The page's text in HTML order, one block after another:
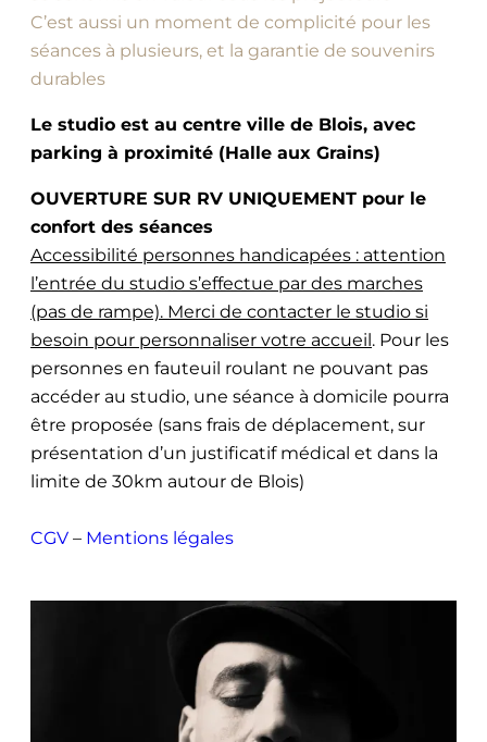
C’est aussi un moment de complicité pour les
séances à plusieurs, et la garantie de souvenirs
durables
Le studio est au centre ville de Blois, avec
parking à proximité (Halle aux Grains)
OUVERTURE SUR RV UNIQUEMENT pour le
confort des séances
Accessibilité personnes handicapées : attention
l’entrée du studio s’effectue par des marches
(pas de rampe). Merci de contacter le studio si
besoin pour personnaliser votre accueil . Pour les
personnes en fauteuil roulant ne pouvant pas
accéder au studio, une séance à domicile pourra
être proposée (sans frais de déplacement, sur
présentation d’un justificatif médical et dans la
limite de 30km autour de Blois)
CGV – Mentions légales